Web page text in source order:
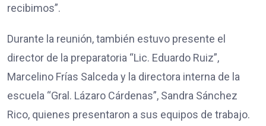
recibimos”.
Durante la reunión, también estuvo presente el
director de la preparatoria “Lic. Eduardo Ruiz”,
Marcelino Frías Salceda y la directora interna de la
escuela “Gral. Lázaro Cárdenas”, Sandra Sánchez
Rico, quienes presentaron a sus equipos de trabajo.